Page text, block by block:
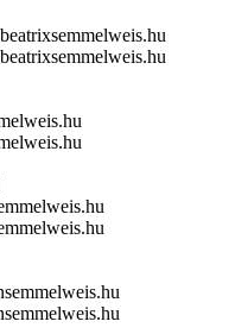
semmelweis.hu
semmelweis.hu
semmelweis.hu
semmelweis.hu